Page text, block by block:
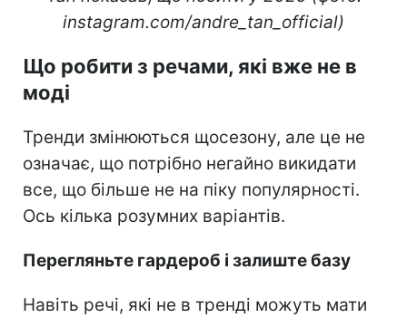
instagram.com/andre_tan_official)
Що робити з речами, які вже не в
моді
Тренди змінюються щосезону, але це не
означає, що потрібно негайно викидати
все, що більше не на піку популярності.
Ось кілька розумних варіантів.
Перегляньте гардероб і залиште базу
Навіть речі, які не в тренді можуть мати